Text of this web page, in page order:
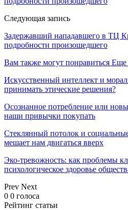
Следующая запись
Задержавший нападавшего в ТЦ
подробности произошедшего
Вам также могут понравиться Еще
Искусственный интеллект и
принимать этические решения?
Осознанное потребление или
наши привычки покупать
Стеклянный потолок и
мешает нам двигаться вверх
Эко-тревожность: как проблемы
психологическое здоровье
Prev Next
0 0 голоса
Рейтинг статьи